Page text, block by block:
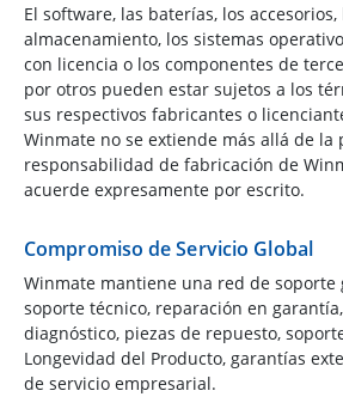
El software, las baterías, los
almacenamiento, los sistemas
con licencia o los componentes de
por otros pueden estar sujetos a los
sus respectivos fabricantes o
Winmate no se extiende más allá de la
responsabilidad de fabricación de
acuerde expresamente por escrito.
Compromiso de Servicio Global
Winmate mantiene una red de
soporte técnico, reparación en
diagnóstico, piezas de repuesto,
Longevidad del Producto, garantías
de servicio empresarial.